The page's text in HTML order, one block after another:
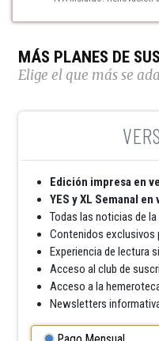
MÁS PLANES DE
Elige el que más se
Edición impresa en
YES y XL Semanal
Todas las noticias de
Contenidos exclusivos
Experiencia de lectura
Acceso al club de
Acceso a la
Newsletters